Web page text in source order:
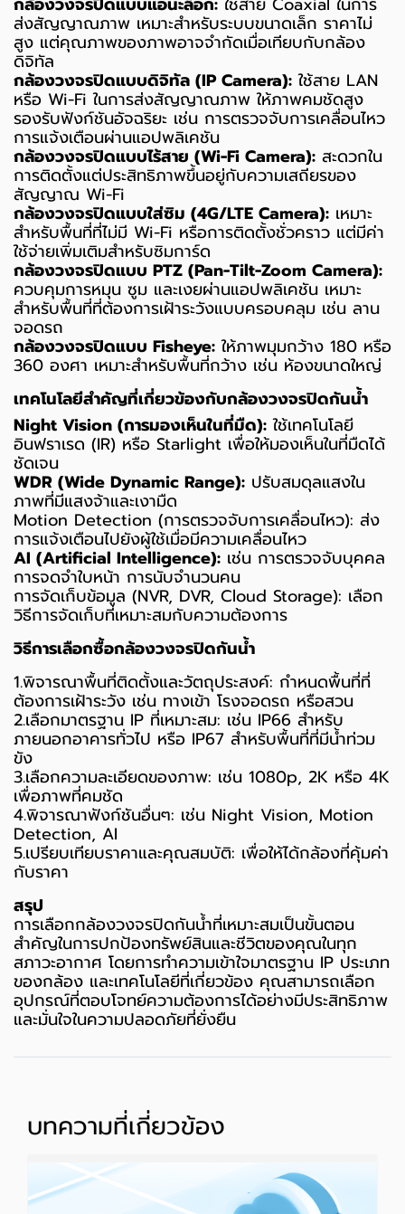
ส่งสัญญาณภาพ เหมาะสำหรับระบบขนาดเล็ก ราคาไม่
สูง แต่คุณภาพของภาพอาจจำกัดเมื่อเทียบกับกล้อง
ดิจิทัล
กล้องวงจรปิดแบบดิจิทัล (IP Camera): ใช้สาย LAN
หรือ Wi-Fi ในการส่งสัญญาณภาพ ให้ภาพคมชัดสูง
รองรับฟังก์ชันอัจฉริยะ เช่น การตรวจจับการเคลื่อนไหว
การแจ้งเตือนผ่านแอปพลิเคชัน
กล้องวงจรปิดแบบไร้สาย (Wi-Fi Camera): สะดวกใน
การติดตั้งแต่ประสิทธิภาพขึ้นอยู่กับความเสถียรของ
สัญญาณ Wi-Fi
กล้องวงจรปิดแบบใส่ซิม (4G/LTE Camera): เหมาะ
สำหรับพื้นที่ที่ไม่มี Wi-Fi หรือการติดตั้งชั่วคราว แต่มีค่า
ใช้จ่ายเพิ่มเติมสำหรับซิมการ์ด
กล้องวงจรปิดแบบ PTZ (Pan-Tilt-Zoom Camera):
ควบคุมการหมุน ซูม และเงยผ่านแอปพลิเคชัน เหมาะ
สำหรับพื้นที่ที่ต้องการเฝ้าระวังแบบครอบคลุม เช่น ลาน
จอดรถ
กล้องวงจรปิดแบบ Fisheye: ให้ภาพมุมกว้าง 180 หรือ
360 องศา เหมาะสำหรับพื้นที่กว้าง เช่น ห้องขนาดใหญ่
เทคโนโลยีสำคัญที่เกี่ยวข้องกับกล้องวงจรปิดกันน้ำ
Night Vision (การมองเห็นในที่มืด): ใช้เทคโนโลยี
อินฟราเรด (IR) หรือ Starlight เพื่อให้มองเห็นในที่มืดได้
ชัดเจน
WDR (Wide Dynamic Range): ปรับสมดุลแสงใน
ภาพที่มีแสงจ้าและเงามืด
Motion Detection (การตรวจจับการเคลื่อนไหว): ส่ง
การแจ้งเตือนไปยังผู้ใช้เมื่อมีความเคลื่อนไหว
AI (Artificial Intelligence): เช่น การตรวจจับบุคคล
การจดจำใบหน้า การนับจำนวนคน
การจัดเก็บข้อมูล (NVR, DVR, Cloud Storage): เลือก
วิธีการจัดเก็บที่เหมาะสมกับความต้องการ
วิธีการเลือกซื้อกล้องวงจรปิดกันน้ำ
1.พิจารณาพื้นที่ติดตั้งและวัตถุประสงค์: กำหนดพื้นที่ที่
ต้องการเฝ้าระวัง เช่น ทางเข้า โรงจอดรถ หรือสวน
2.เลือกมาตรฐาน IP ที่เหมาะสม: เช่น IP66 สำหรับ
ภายนอกอาคารทั่วไป หรือ IP67 สำหรับพื้นที่ที่มีน้ำท่วม
ขัง
3.เลือกความละเอียดของภาพ: เช่น 1080p, 2K หรือ 4K
เพื่อภาพที่คมชัด
4.พิจารณาฟังก์ชันอื่นๆ: เช่น Night Vision, Motion
Detection, AI
5.เปรียบเทียบราคาและคุณสมบัติ: เพื่อให้ได้กล้องที่คุ้มค่า
กับราคา
สรุป
การเลือกกล้องวงจรปิดกันน้ำที่เหมาะสมเป็นขั้นตอน
สำคัญในการปกป้องทรัพย์สินและชีวิตของคุณในทุก
สภาวะอากาศ โดยการทำความเข้าใจมาตรฐาน IP ประเภท
ของกล้อง และเทคโนโลยีที่เกี่ยวข้อง คุณสามารถเลือก
อุปกรณ์ที่ตอบโจทย์ความต้องการได้อย่างมีประสิทธิภาพ
และมั่นใจในความปลอดภัยที่ยั่งยืน
บทความที่เกี่ยวข้อง